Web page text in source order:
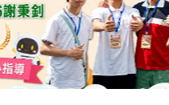
(第4招)】
期第9次代
(第12招)】